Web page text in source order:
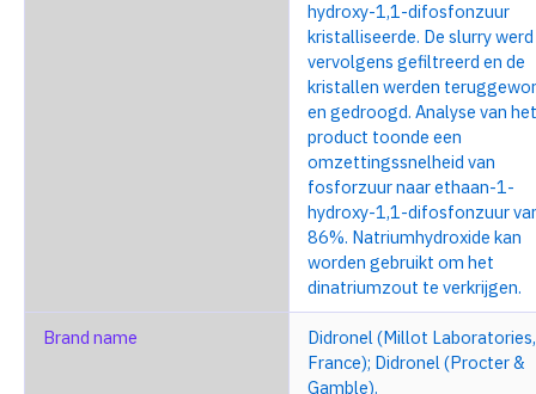
hydroxy-1,1-difosfonzuur
kristalliseerde. De slurry werd
vervolgens gefiltreerd en de
kristallen werden
en gedroogd. Analyse van het
product toonde een
omzettingssnelheid van
fosforzuur naar ethaan-1-
hydroxy-1,1-difosfonzuur
86%. Natriumhydroxide kan
worden gebruikt om het
dinatriumzout te verkrijgen.
Brand name
Didronel (Millot Laboratories,
France); Didronel (Procter &
Gamble).